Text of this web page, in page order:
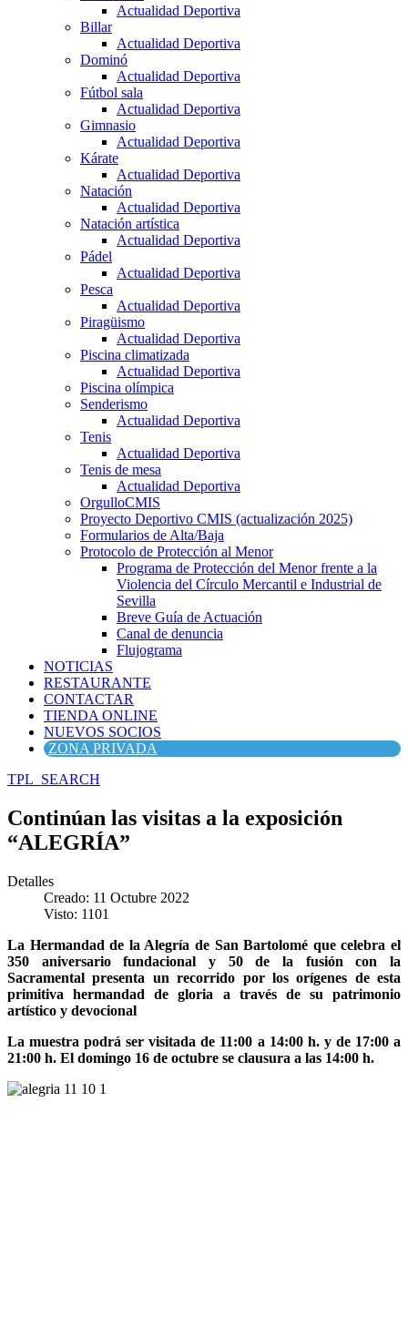
Actualidad Deportiva
Billar
Actualidad Deportiva
Dominó
Actualidad Deportiva
Fútbol sala
Actualidad Deportiva
Gimnasio
Actualidad Deportiva
Kárate
Actualidad Deportiva
Natación
Actualidad Deportiva
Natación artística
Actualidad Deportiva
Pádel
Actualidad Deportiva
Pesca
Actualidad Deportiva
Piragüismo
Actualidad Deportiva
Piscina climatizada
Actualidad Deportiva
Piscina olímpica
Senderismo
Actualidad Deportiva
Tenis
Actualidad Deportiva
Tenis de mesa
Actualidad Deportiva
OrgulloCMIS
Proyecto Deportivo CMIS (actualización 2025)
Formularios de Alta/Baja
Protocolo de Protección al Menor
Programa de Protección del Menor frente a la
Violencia del Círculo Mercantil e Industrial de
Sevilla
Breve Guía de Actuación
Canal de denuncia
Flujograma
NOTICIAS
RESTAURANTE
CONTACTAR
TIENDA ONLINE
NUEVOS SOCIOS
ZONA PRIVADA
TPL_SEARCH
Continúan las visitas a la exposición
“ALEGRÍA”
Detalles
Creado: 11 Octubre 2022
Visto: 1101
La Hermandad de la Alegría de San Bartolomé que celebra el
350 aniversario fundacional y 50 de la fusión con la
Sacramental presenta un recorrido por los orígenes de esta
primitiva hermandad de gloria a través de su patrimonio
artístico y devocional
La muestra podrá ser visitada de 11:00 a 14:00 h. y de 17:00 a
21:00 h. El domingo 16 de octubre se clausura a las 14:00 h.